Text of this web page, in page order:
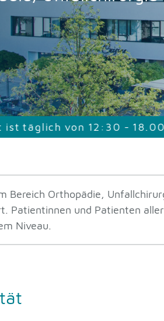
- 18.00 Uhr +++ Zwei
Bereich Orthopädie,
Patientinnen und Patienten
Niveau.